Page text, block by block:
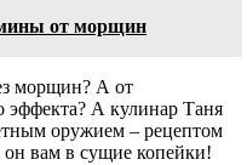
от морщин
морщин? А от
эффекта? А кулинар Таня
оружием – рецептом
вам в сущие копейки!